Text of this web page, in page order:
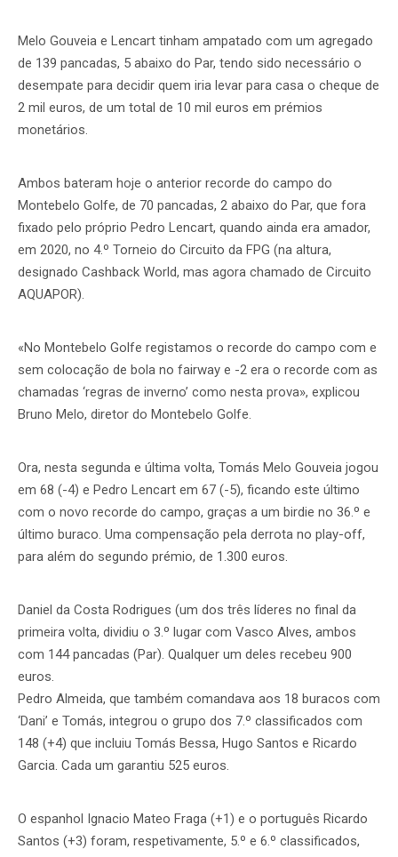
Melo Gouveia e Lencart tinham ampatado com um agregado
de 139 pancadas, 5 abaixo do Par, tendo sido necessário o
desempate para decidir quem iria levar para casa o cheque de
2 mil euros, de um total de 10 mil euros em prémios
monetários.
Ambos bateram hoje o anterior recorde do campo do
Montebelo Golfe, de 70 pancadas, 2 abaixo do Par, que fora
fixado pelo próprio Pedro Lencart, quando ainda era amador,
em 2020, no 4.º Torneio do Circuito da FPG (na altura,
designado Cashback World, mas agora chamado de Circuito
AQUAPOR).
«No Montebelo Golfe registamos o recorde do campo com e
sem colocação de bola no fairway e -2 era o recorde com as
chamadas ‘regras de inverno’ como nesta prova», explicou
Bruno Melo, diretor do Montebelo Golfe.
Ora, nesta segunda e última volta, Tomás Melo Gouveia jogou
em 68 (-4) e Pedro Lencart em 67 (-5), ficando este último
com o novo recorde do campo, graças a um birdie no 36.º e
último buraco. Uma compensação pela derrota no play-off,
para além do segundo prémio, de 1.300 euros.
Daniel da Costa Rodrigues (um dos três líderes no final da
primeira volta, dividiu o 3.º lugar com Vasco Alves, ambos
com 144 pancadas (Par). Qualquer um deles recebeu 900
euros.
Pedro Almeida, que também comandava aos 18 buracos com
‘Dani’ e Tomás, integrou o grupo dos 7.º classificados com
148 (+4) que incluiu Tomás Bessa, Hugo Santos e Ricardo
Garcia. Cada um garantiu 525 euros.
O espanhol Ignacio Mateo Fraga (+1) e o português Ricardo
Santos (+3) foram, respetivamente, 5.º e 6.º classificados,